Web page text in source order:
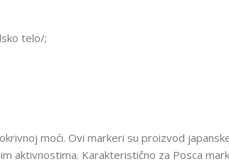
telo/;
moći. Ovi markeri su proizvod
aktivnostima. Karakteristično za Posca